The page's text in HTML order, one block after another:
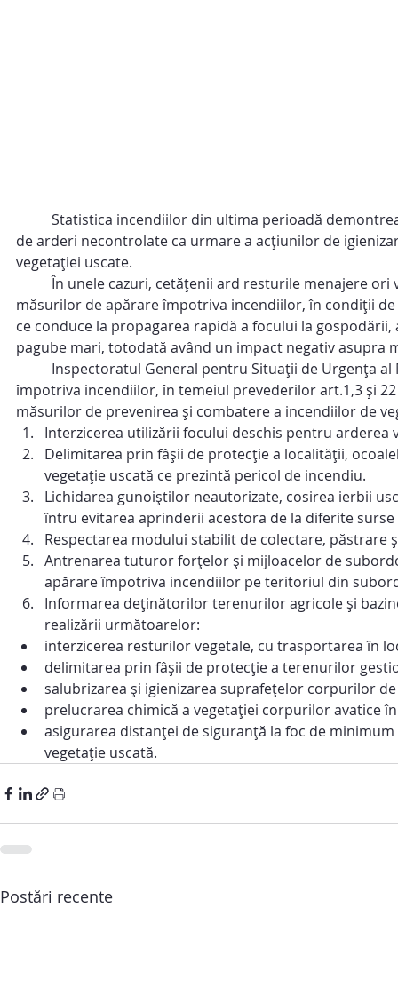
de arderi necontrolate ca urmare a acțiunilor de
vegetației uscate.
	În unele cazuri, cetățenii ard resturile menajere ori vegetația uscată, fără a asigura supraveghere, în lipsa
măsurilor de apărare împotriva incendiilor, în condiții
ce conduce la propagarea rapidă a focului la
pagube mari, totodată având un impact negativ asupra
împotriva incendiilor, în temeiul prevederilor art.1,3 și
măsurilor de prevenirea și combatere a incendiilor de
Interzicerea utilizării focului deschis pentru arderea
Delimitarea prin fâșii de protecție a localității,
vegetație uscată ce prezintă pericol de incendiu.
Lichidarea gunoiștilor neautorizate, cosirea ierbii
întru evitarea aprinderii acestora de la diferite surse
Respectarea modului stabilit de colectare,
Antrenarea tuturor forțelor și mijloacelor de
apărare împotriva incendiilor pe teritoriul din
Informarea deținătorilor terenurilor agricole și
realizării următoarelor:
interzicerea resturilor vegetale, cu trasportarea în
delimitarea prin fâșii de protecție a terenurilor
salubrizarea și igienizarea suprafețelor corpurilor
prelucrarea chimică a vegetației corpurilor avatice
asigurarea distanței de siguranță la foc de
vegetație uscată.
Postări recente